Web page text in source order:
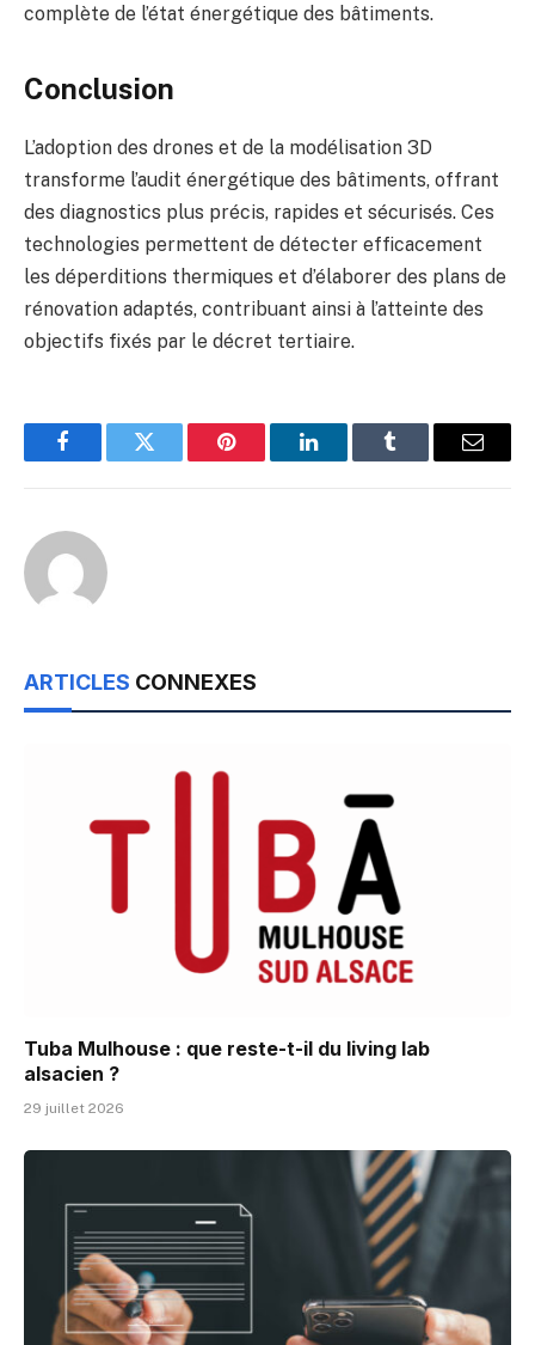
complète de l’état énergétique des bâtiments.
Conclusion
L’adoption des drones et de la modélisation 3D
transforme l’audit énergétique des bâtiments, offrant
des diagnostics plus précis, rapides et sécurisés. Ces
technologies permettent de détecter efficacement
les déperditions thermiques et d’élaborer des plans de
rénovation adaptés, contribuant ainsi à l’atteinte des
objectifs fixés par le décret tertiaire.
FacebookTwitter Pinterest LinkedInTumblr Email
ARTICLES CONNEXES
Tuba Mulhouse : que reste-t-il du living lab
alsacien ?
29 juillet 2026